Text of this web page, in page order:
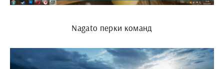
Nagato перки команд